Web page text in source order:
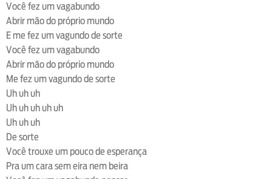
Você fez um vagabundo
Abrir mão do próprio mundo
E me fez um vagundo de sorte
Você fez um vagabundo
Abrir mão do próprio mundo
Me fez um vagundo de sorte
Uh uh uh
Uh uh uh uh uh
Uh uh uh
De sorte
Você trouxe um pouco de esperança
Pra um cara sem eira nem beira